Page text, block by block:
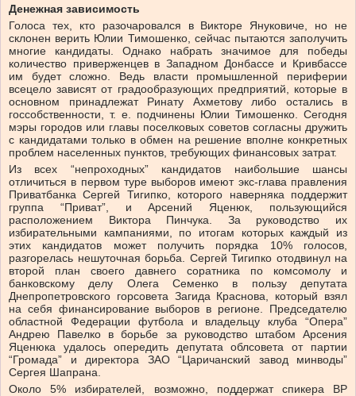
Денежная зависимость
Голоса тех, кто разочаровался в Викторе Януковиче, но не
склонен верить Юлии Тимошенко, сейчас пытаются заполучить
многие кандидаты. Однако набрать значимое для победы
количество приверженцев в Западном Донбассе и Кривбассе
им будет сложно. Ведь власти промышленной периферии
всецело зависят от градообразующих предприятий, которые в
основном принадлежат Ринату Ахметову либо остались в
госсобственности, т. е. подчинены Юлии Тимошенко. Сегодня
мэры городов или главы поселковых советов согласны дружить
с кандидатами только в обмен на решение вполне конкретных
проблем населенных пунктов, требующих финансовых затрат.
Из всех “непроходных” кандидатов наибольшие шансы
отличиться в первом туре выборов имеют экс-глава правления
Приватбанка Сергей Тигипко, которого наверняка поддержит
группа “Приват”, и Арсений Яценюк, пользующийся
расположением Виктора Пинчука. За руководство их
избирательными кампаниями, по итогам которых каждый из
этих кандидатов может получить порядка 10% голосов,
разгорелась нешуточная борьба. Сергей Тигипко отодвинул на
второй план своего давнего соратника по комсомолу и
банковскому делу Олега Семенко в пользу депутата
Днепропетровского горсовета Загида Краснова, который взял
на себя финансирование выборов в регионе. Председателю
областной Федерации футбола и владельцу клуба “Опера”
Андрею Павелко в борьбе за руководство штабом Арсения
Яценюка удалось опередить депутата облсовета от партии
“Громада” и директора ЗАО “Царичанский завод минводы”
Сергея Шапрана.
Около 5% избирателей, возможно, поддержат спикера ВР